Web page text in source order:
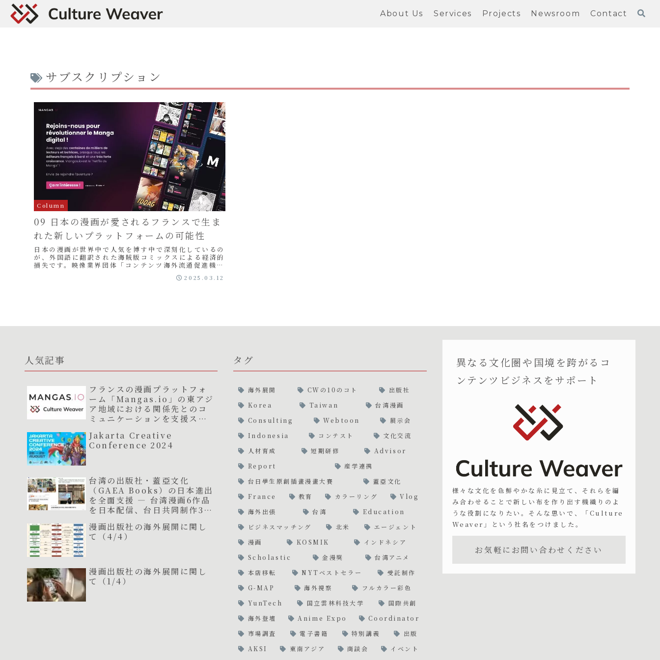
About Us Services Projects Newsroom Contact
サブスクリプション
Column
09 日本の漫画が愛されるフランスで生ま
れた新しいプラットフォームの可能性
日本の漫画が世界中で人気を博す中で深刻化しているの
が、外国語に翻訳された海賊版コミックスによる経済的
損失です。映像業界団体「コンテンツ海外流通促進機構
（CODA）」の調査によると、2022年のオンライ...
2025.03.12
人気記事
フランスの漫画プラットフォ
ーム「Mangas.io」の東アジ
ア地域における関係先とのコ
ミュニケーションを支援スタ
Jakarta Creative
Conference 2024
台湾の出版社・蓋亞文化
（GAEA Books）の日本進出
を全面支援 ― 台湾漫画6作品
を日本配信、台日共同制作3作
漫画出版社の海外展開に関し
て（4/4）
漫画出版社の海外展開に関し
て（1/4）
タグ
海外展開 CWの10のコト
出版社
Korea
Taiwan
台湾漫画
Consulting
Webtoon
展示会
Indonesia
コンテスト
文化交流
人材育成
短期研修
Advisor
Report
産学連携
台日學生原創插畫漫畫大賽
蓋亞文化
France
教育 カラーリング
Vlog
海外出張
台湾
Education
ビジネスマッチング
北米
エージェント
漫画
KOSMIK
インドネシア
Scholastic
金漫獎
台湾アニメ
本店移転
NYTベストセラー
受託制作
G-MAP
海外視察
フルカラー彩色
YunTech
国立雲林科技大学
国際共創
海外登壇
Anime Expo
Coordinator
市場調査
電子書籍 特別講義
出版
AKSI
東南アジア 商談会
イベント
異なる文化圏や国境を跨がるコ
ンテンツビジネスをサポート
様々な文化を色鮮やかな糸に見立て、それらを編
み合わせることで新しい布を作り出す機織りのよ
うな役割になりたい。そんな思いで、「Culture
Weaver」という社名をつけました。
お気軽にお問い合わせください